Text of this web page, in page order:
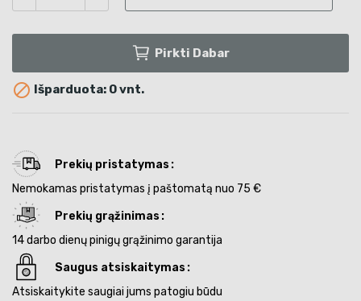
Pirkti Dabar
 Išparduota: 0 vnt.
Prekių pristatymas
Nemokamas pristatymas į paštomatą nuo 75 €
Prekių grąžinimas
14 darbo dienų pinigų grąžinimo garantija
Saugus atsiskaitymas
Atsiskaitykite saugiai jums patogiu būdu